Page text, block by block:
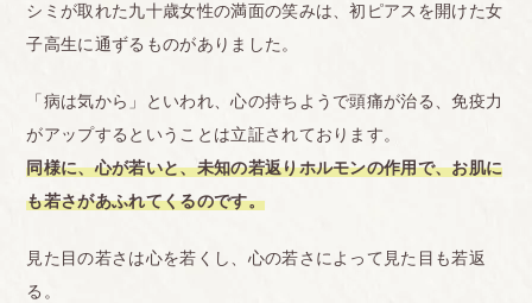
シミが取れた九十歳女性の満面の笑みは、初ピアスを開けた女
子高生に通ずるものがありました。
「病は気から」といわれ、心の持ちようで頭痛が治る、免疫力
がアップするということは立証されております。
同様に、心が若いと、未知の若返りホルモンの作用で、お肌に
も若さがあふれてくるのです。
見た目の若さは心を若くし、心の若さによって見た目も若返
る。